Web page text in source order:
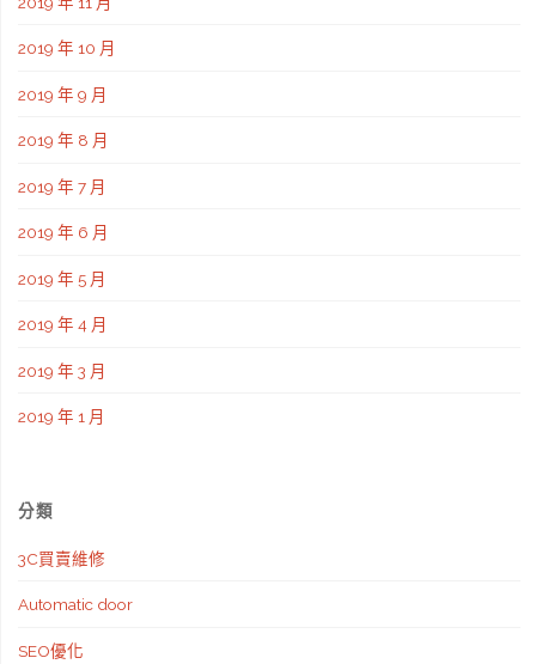
2019 年 10 月
2019 年 9 月
2019 年 8 月
2019 年 7 月
2019 年 6 月
2019 年 5 月
2019 年 4 月
2019 年 3 月
2019 年 1 月
分類
3C買賣維修
Automatic door
SEO優化